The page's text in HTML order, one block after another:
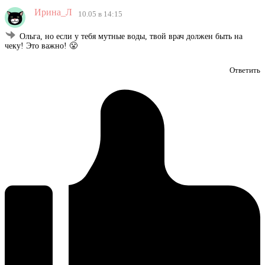
Ирина_Л 10.05 в 14:15
Ольга, но если у тебя мутные воды, твой врач должен быть на
чеку! Это важно! 😤
Ответить